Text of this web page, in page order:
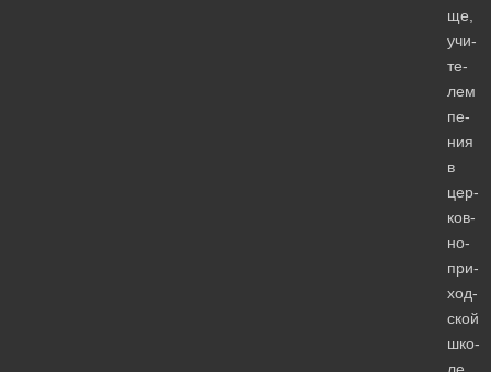
ще,
учи­
те­
лем
пе­
ния
в
цер­
ков­
но-
при­
ход­
ской
шко­
ле,